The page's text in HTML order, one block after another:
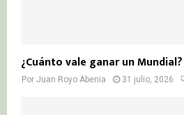
¿Cuánto vale ganar un Mundial?
Por Juan Royo Abenia 31 julio, 2026